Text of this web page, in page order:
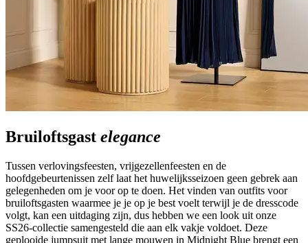
Bruiloftsgast elegance
Tussen verlovingsfeesten, vrijgezellenfeesten en de
hoofdgebeurtenissen zelf laat het huwelijksseizoen geen gebrek aan
gelegenheden om je voor op te doen. Het vinden van outfits voor
bruiloftsgasten waarmee je je op je best voelt terwijl je de dresscode
volgt, kan een uitdaging zijn, dus hebben we een look uit onze
SS26-collectie samengesteld die aan elk vakje voldoet. Deze
geplooide jumpsuit met lange mouwen in Midnight Blue brengt een